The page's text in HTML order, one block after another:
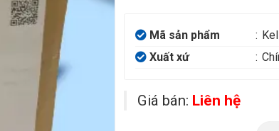
Mã sản phẩm :
Xuất xứ
:
Giá bán: Liên hệ